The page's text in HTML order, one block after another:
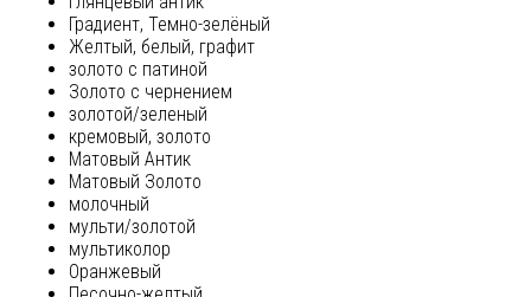
Градиент, Темно-зелёный
Желтый, белый, графит
золото с патиной
Золото с чернением
золотой/зеленый
кремовый, золото
Матовый Антик
Матовый Золото
молочный
мульти/золотой
мультиколор
Оранжевый